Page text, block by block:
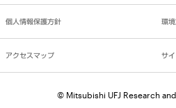
個人情報保護方針 環
アクセスマップ サ
© Mitsubishi UFJ Research